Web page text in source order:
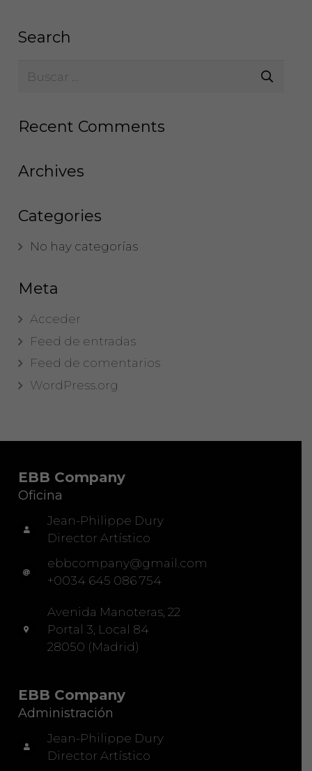
Search
Recent Comments
Archives
Categories
No hay categorías
Meta
Acceder
Feed de entradas
Feed de comentarios
WordPress.org
EBB Company
Oficina
Jean-Philippe Dury
Director Artístico
ebbcompany@gmail.com
+0034 645 086 754
Avenida Manoteras, 22
Portal 3, Local 84
28050 (Madrid)
EBB Company
Administración
Jean-Philippe Dury
Director Artístico